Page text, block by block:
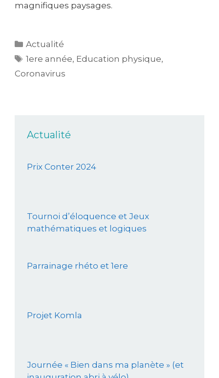
magnifiques paysages.
Actualité
1ere année, Education physique,
Coronavirus
Actualité
Prix Conter 2024
Tournoi d’éloquence et Jeux
mathématiques et logiques
Parrainage rhéto et 1ere
Projet Komla
Journée « Bien dans ma planète » (et